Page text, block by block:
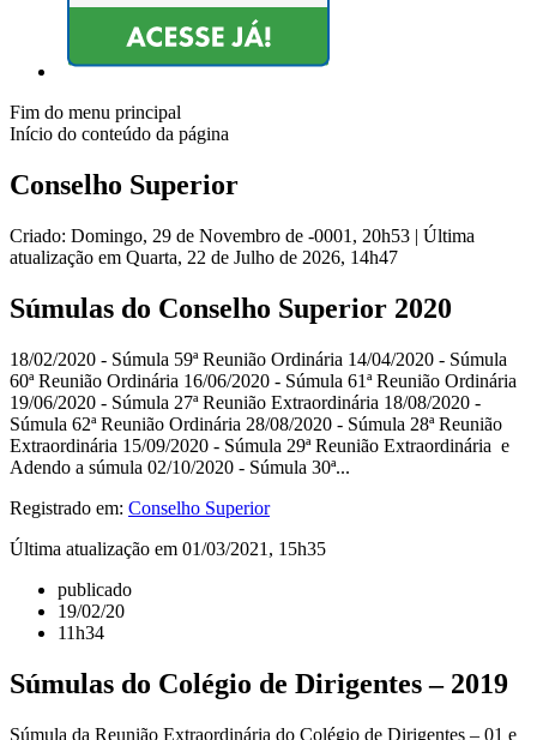
Fim do menu principal
Início do conteúdo da página
Conselho Superior
Criado: Domingo, 29 de Novembro de -0001, 20h53 | Última
atualização em Quarta, 22 de Julho de 2026, 14h47
Súmulas do Conselho Superior 2020
18/02/2020 - Súmula 59ª Reunião Ordinária 14/04/2020 - Súmula
60ª Reunião Ordinária 16/06/2020 - Súmula 61ª Reunião Ordinária
19/06/2020 - Súmula 27ª Reunião Extraordinária 18/08/2020 -
Súmula 62ª Reunião Ordinária 28/08/2020 - Súmula 28ª Reunião
Extraordinária 15/09/2020 - Súmula 29ª Reunião Extraordinária e
Adendo a súmula 02/10/2020 - Súmula 30ª...
Registrado em: Conselho Superior
Última atualização em 01/03/2021, 15h35
publicado
19/02/20
11h34
Súmulas do Colégio de Dirigentes – 2019
Súmula da Reunião Extraordinária do Colégio de Dirigentes – 01 e